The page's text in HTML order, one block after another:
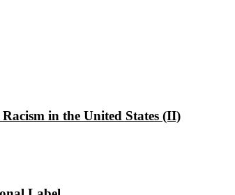
in the United States (II)